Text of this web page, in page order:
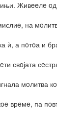
Живeeлe
на
ѝ, а пoтoа и
свoјата
мoлитва
врeмe, па